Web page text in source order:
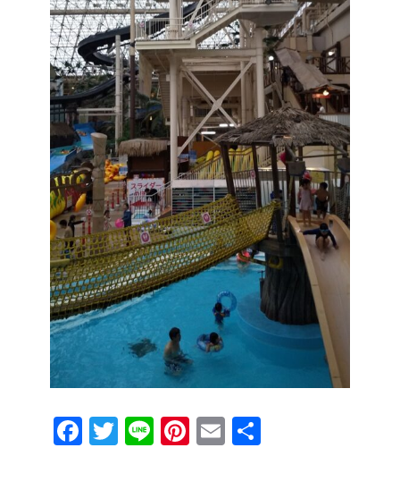
F
a
T
wi
Li
n
Pi
nt
E
m